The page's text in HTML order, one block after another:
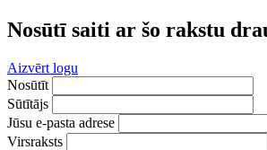
Nosūtī saiti ar šo rakstu
Aizvērt logu
Nosūtīt
Sūtītājs
Jūsu e-pasta adrese
Virsraksts